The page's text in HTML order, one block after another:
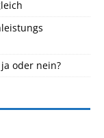
oder nein?